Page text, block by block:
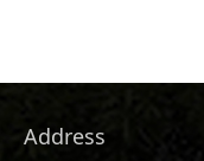
Address